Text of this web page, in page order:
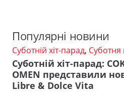
Популярні новини
Суботній хіт-парад, Суботня
Суботній хіт-парад:
OMEN представили
Libre & Dolce Vita